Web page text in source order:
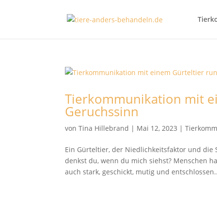
Tierkommunikation mit
Geruchssinn
vonTina Hillebrand | Mai 12, 2023 |
Ein Gürteltier, der Niedlichkeitsfaktor und die
denkst du, wenn du mich siehst? Menschen
auch stark, geschickt, mutig und